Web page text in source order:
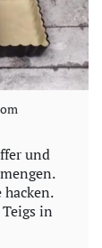
und
in